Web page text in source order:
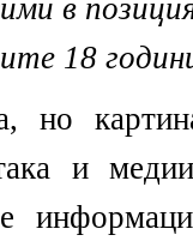
в
18
но
и